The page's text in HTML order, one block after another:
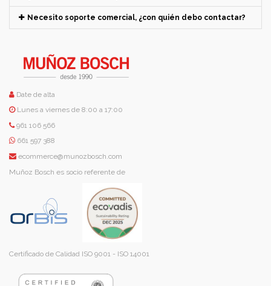
Necesito soporte comercial, ¿con quién debo contactar?
Date de alta
Lunes a viernes de 8:00 a 17:00
961 106 566
661 597 388
ecommerce@munozbosch.com
Muñoz Bosch es socio referente de
Certificado de Calidad ISO 9001 - ISO 14001